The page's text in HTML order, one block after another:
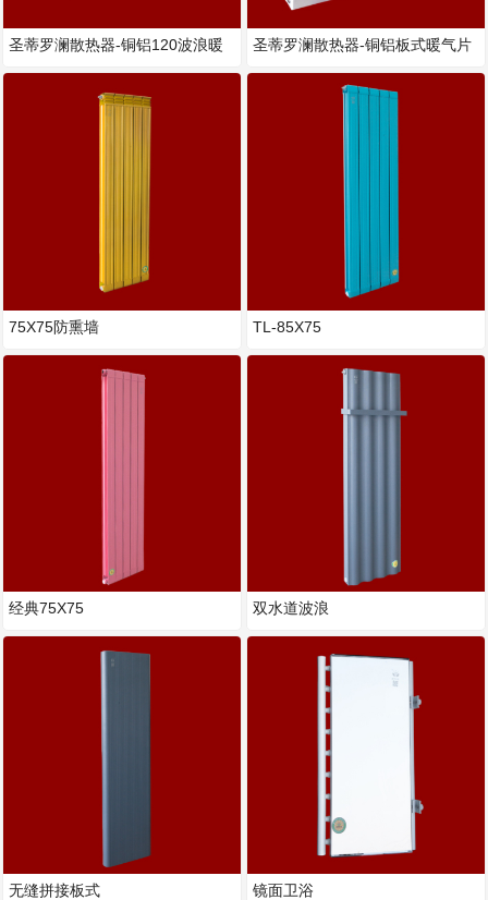
圣蒂罗澜散热器-铜铝120波浪暖
75X75防熏墙
经典75X75
无缝拼接板式
圣蒂罗澜散热器-铜铝板式暖气片
TL-85X75
双水道波浪
镜面卫浴